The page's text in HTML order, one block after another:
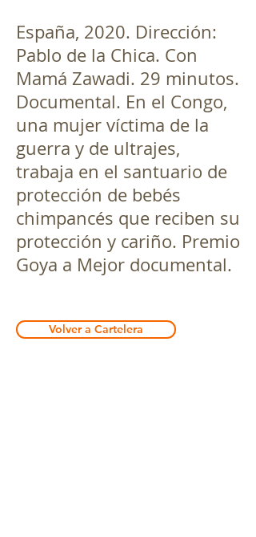
España, 2020. Dirección:
Pablo de la Chica. Con
Mamá Zawadi. 29 minutos.
Documental. En el Congo,
una mujer víctima de la
guerra y de ultrajes,
trabaja en el santuario de
protección de bebés
chimpancés que reciben su
protección y cariño. Premio
Goya a Mejor documental.
Volver a Cartelera